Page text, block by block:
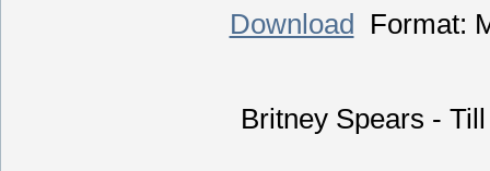
Download Format:
Britney Spears -